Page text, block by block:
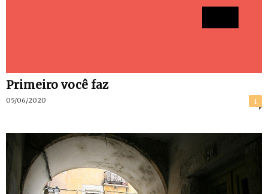
Primeiro você faz
05/06/2020 1